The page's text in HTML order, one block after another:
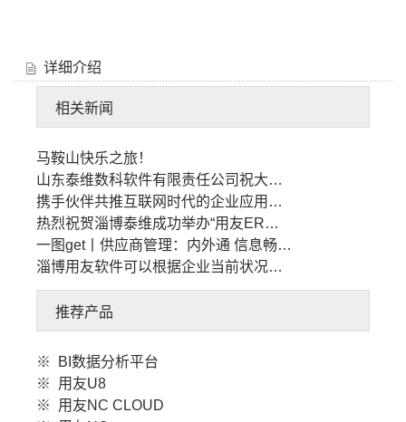
详细介绍
相关新闻
马鞍山快乐之旅！
山东泰维数科软件有限责任公司祝大…
携手伙伴共推互联网时代的企业应用…
热烈祝贺淄博泰维成功举办“用友ER…
一图get丨供应商管理：内外通 信息畅…
淄博用友软件可以根据企业当前状况…
推荐产品
※
BI数据分析平台
※ 用友U8
※ 用友NC CLOUD